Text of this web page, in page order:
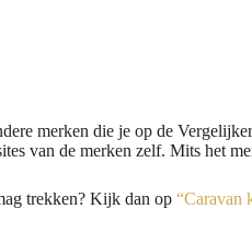
merken die je op de
van de merken zelf. Mits het
trekken? Kijk dan op “Caravan